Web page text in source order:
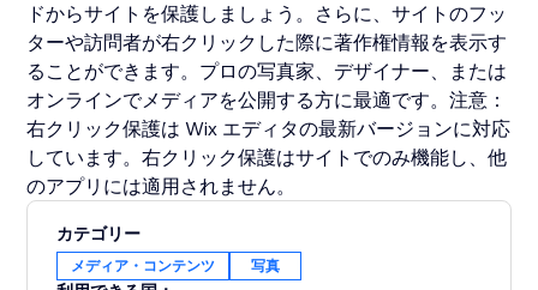
ドからサイトを保護しましょう。さらに、サイトのフッ
ターや訪問者が右クリックした際に著作権情報を表示す
ることができます。プロの写真家、デザイナー、または
オンラインでメディアを公開する方に最適です。注意：
右クリック保護は Wix エディタの最新バージョンに対応
しています。右クリック保護はサイトでのみ機能し、他
カテゴリー
メディア・コンテンツ 写真